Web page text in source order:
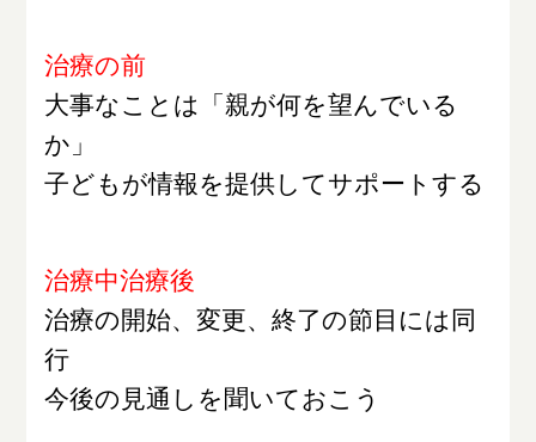
治療の前
大事なことは「親が何を望んでいる
か」
子どもが情報を提供してサポートする
治療中治療後
治療の開始、変更、終了の節目には同
行
今後の見通しを聞いておこう